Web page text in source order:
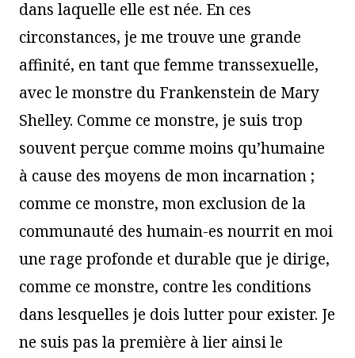
dans laquelle elle est née. En ces
circonstances, je me trouve une grande
affinité, en tant que femme transsexuelle,
avec le monstre du Frankenstein de Mary
Shelley. Comme ce monstre, je suis trop
souvent perçue comme moins qu’humaine
à cause des moyens de mon incarnation ;
comme ce monstre, mon exclusion de la
communauté des humain-es nourrit en moi
une rage profonde et durable que je dirige,
comme ce monstre, contre les conditions
dans lesquelles je dois lutter pour exister. Je
ne suis pas la première à lier ainsi le